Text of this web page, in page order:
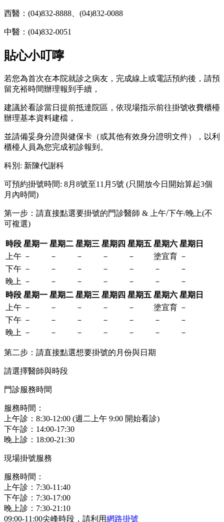
西醫：(04)832-8888、(04)832-0088
中醫：(04)832-0051
貼心小叮嚀
若您為首次在本院就診之病友，完成線上或電話預約後，請預
留充裕時間辦理報到手續，
建議於看診當日提前抵達院區，依現場指示前往掛號收費櫃檯
辦理基本資料建檔，
並請備妥身分證與健保卡（或其他有效身分證明文件），以利
櫃檯人員為您完成初診報到。
科別 : 新陳代謝科
可預約掛號時間: 8月8號至11月5號 (只開放今日開始算起3個
月內時間)
第一步：請直接點選要掛號的門診醫師 & 上午/下午/晚上(不
可複選)
時段 星期一 星期二 星期三 星期四 星期五 星期六 星期日
上午 － － － － － 塗宜育 －
下午 － － － － － －
－
晚上 － － － － － －
－
時段 星期一 星期二 星期三 星期四 星期五 星期六 星期日
上午 － － － － － 塗宜育 －
下午 － － － － － －
－
晚上 － － － － － － －
第二步：請直接點選想要掛號的月份與日期
請選擇醫師與時段
門診服務時間
服務時間：
上午診：8:30-12:00 (週二上午 9:00 開始看診)
下午診：14:00-17:30
晚上診：18:00-21:30
現場掛號服務
服務時間：
上午診：7:30-11:40
下午診：7:30-17:00
晚上診：7:30-21:10
09:00-11:00尖峰時段，請利用網路掛號